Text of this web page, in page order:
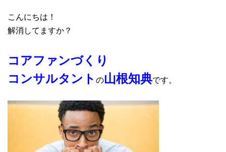
こんにちは！
解消してますか？
コアファンづくり
コンサルタント の山根知典です。